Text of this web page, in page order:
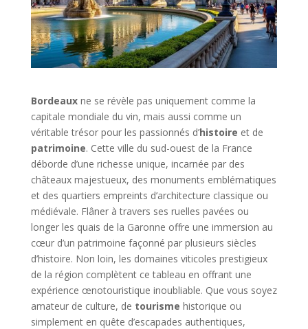
Bordeauxne se révèle pas uniquement comme la
capitale mondiale du vin, mais aussi comme un
véritable trésor pour les passionnés d’histoire et de
patrimoine. Cette ville du sud-ouest de la France
déborde d’une richesse unique, incarnée par des
châteaux majestueux, des monuments emblématiques
et des quartiers empreints d’architecture classique ou
médiévale. Flâner à travers ses ruelles pavées ou
longer les quais de la Garonne offre une immersion au
cœur d’un patrimoine façonné par plusieurs siècles
d’histoire. Non loin, les domaines viticoles prestigieux
de la région complètent ce tableau en offrant une
expérience œnotouristique inoubliable. Que vous soyez
amateur de culture, de tourisme historique ou
simplement en quête d’escapades authentiques,